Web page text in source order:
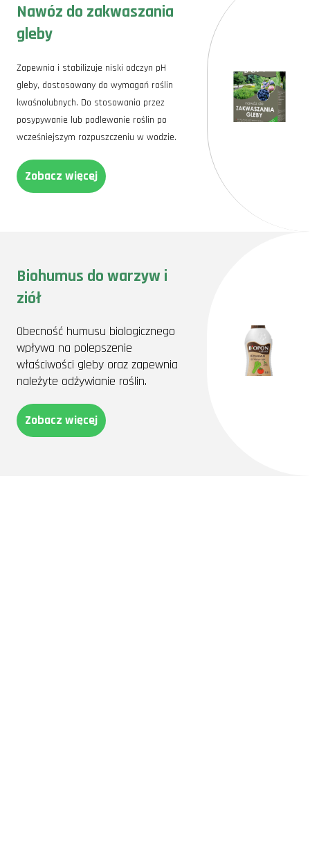
Nawóz do zakwaszania
gleby
Zapewnia i stabilizuje niski odczyn pH
gleby, dostosowany do wymagań roślin
kwaśnolubnych. Do stosowania przez
posypywanie lub podlewanie roślin po
wcześniejszym rozpuszczeniu w wodzie.
Zobacz więcej
Biohumus do warzyw i
ziół
Obecność humusu biologicznego
wpływa na polepszenie
właściwości gleby oraz zapewnia
należyte odżywianie roślin.
Zobacz więcej